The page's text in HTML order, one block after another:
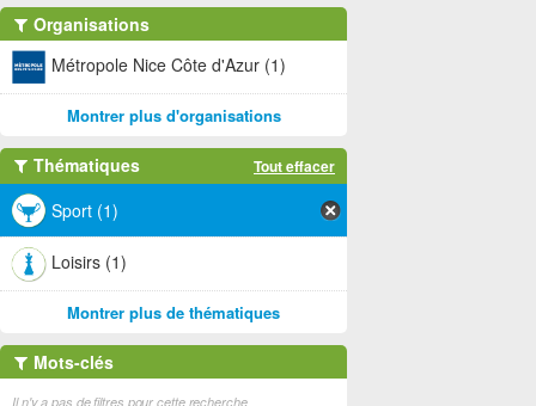
Organisations
Métropole Nice Côte d'Azur (1)
Montrer plus d'organisations
Thématiques Tout effacer
Sport (1)
Loisirs (1)
Montrer plus de thématiques
Mots-clés
Il n'y a pas de filtres pour cette recherche